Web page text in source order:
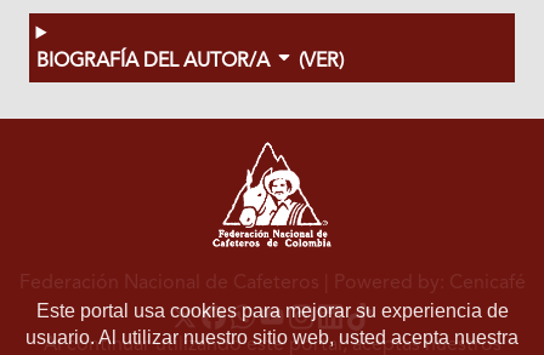
BIOGRAFÍA DEL AUTOR/A (VER)
Este portal usa cookies para mejorar su experiencia de
usuario. Al utilizar nuestro sitio web, usted acepta nuestra
Federación Nacional de Cafeteros | Powered by: Cenicafé
Al continuar utilizando este portal, aceptas nuestros